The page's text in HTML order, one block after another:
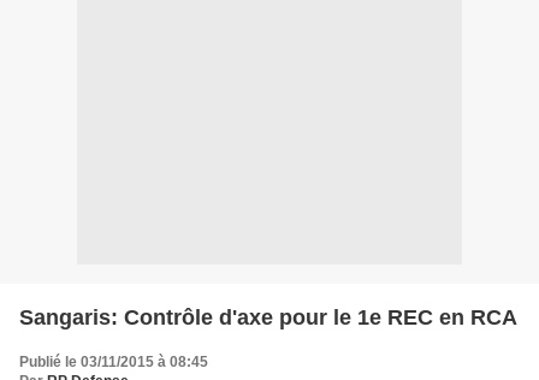
Sangaris: Contrôle d'axe pour le 1e REC en RCA
Publié le 03/11/2015 à 08:45